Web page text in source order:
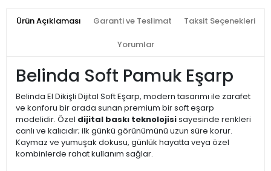
Ürün Açıklaması Garanti ve Teslimat Taksit Seçenekleri
Yorumlar
Belinda Soft Pamuk Eşarp
Belinda El Dikişli Dijital Soft Eşarp, modern tasarımı ile zarafet
ve konforu bir arada sunan premium bir soft eşarp
modelidir. Özel dijital baskı teknolojisisayesinde renkleri
canlı ve kalıcıdır; ilk günkü görünümünü uzun süre korur.
Kaymaz ve yumuşak dokusu, günlük hayatta veya özel
kombinlerde rahat kullanım sağlar.